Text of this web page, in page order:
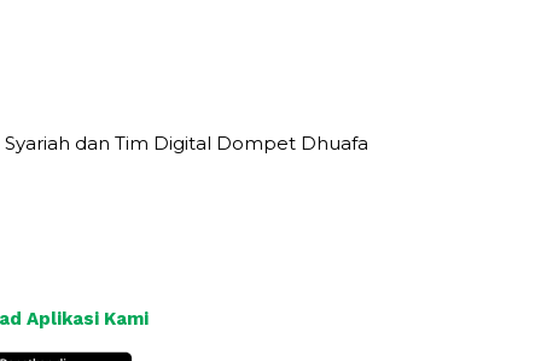
dan Tim Digital Dompet Dhuafa
Aplikasi Kami